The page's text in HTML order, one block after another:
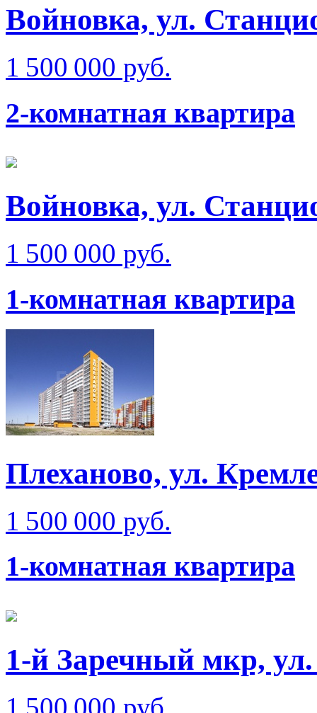
Войновка, ул.
1 500 000 руб.
2-комнатная квартира
Войновка, ул.
1 500 000 руб.
1-комнатная квартира
Плеханово, ул.
1 500 000 руб.
1-комнатная квартира
1-й Заречный мкр, ул.
1 500 000 руб.